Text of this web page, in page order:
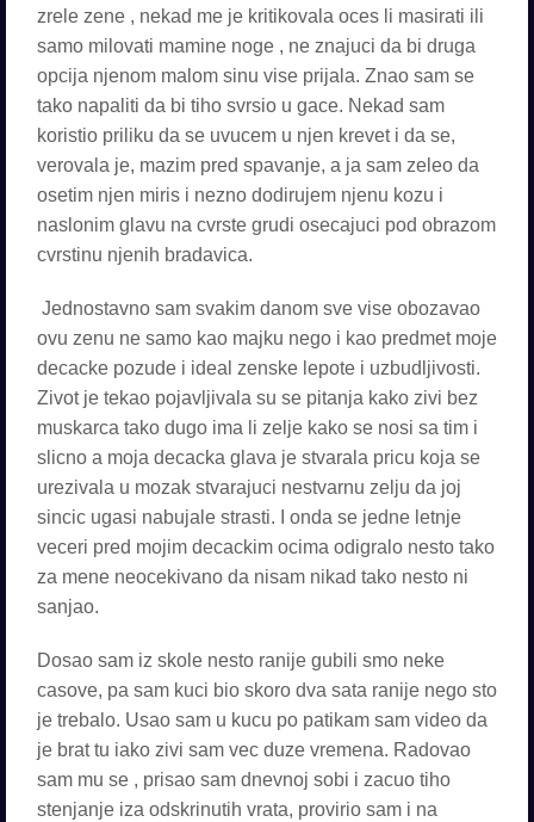
zrele zene , nekad me je kritikovala oces li masirati ili
samo milovati mamine noge , ne znajuci da bi druga
opcija njenom malom sinu vise prijala. Znao sam se
tako napaliti da bi tiho svrsio u gace. Nekad sam
koristio priliku da se uvucem u njen krevet i da se,
verovala je, mazim pred spavanje, a ja sam zeleo da
osetim njen miris i nezno dodirujem njenu kozu i
naslonim glavu na cvrste grudi osecajuci pod obrazom
cvrstinu njenih bradavica.
Jednostavno sam svakim danom sve vise obozavao
ovu zenu ne samo kao majku nego i kao predmet moje
decacke pozude i ideal zenske lepote i uzbudljivosti.
Zivot je tekao pojavljivala su se pitanja kako zivi bez
muskarca tako dugo ima li zelje kako se nosi sa tim i
slicno a moja decacka glava je stvarala pricu koja se
urezivala u mozak stvarajuci nestvarnu zelju da joj
sincic ugasi nabujale strasti. I onda se jedne letnje
veceri pred mojim decackim ocima odigralo nesto tako
za mene neocekivano da nisam nikad tako nesto ni
sanjao.
Dosao sam iz skole nesto ranije gubili smo neke
casove, pa sam kuci bio skoro dva sata ranije nego sto
je trebalo. Usao sam u kucu po patikam sam video da
je brat tu iako zivi sam vec duze vremena. Radovao
sam mu se , prisao sam dnevnoj sobi i zacuo tiho
stenjanje iza odskrinutih vrata, provirio sam i na